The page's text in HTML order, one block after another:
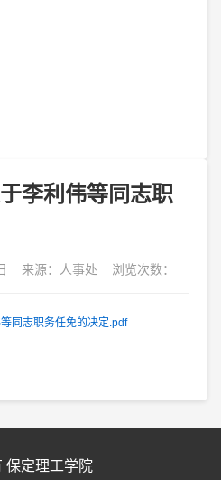
李利伟等同志职
来源：人事处 浏览次数：
同志职务任免的决定.pdf
保定理工学院